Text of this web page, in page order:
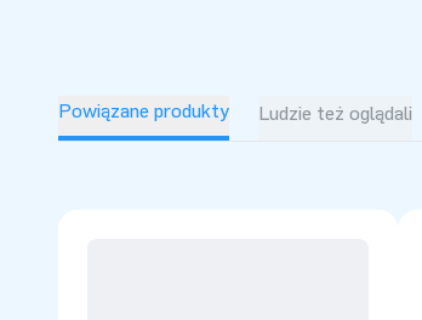
Powiązane produkty Ludzie też oglądali